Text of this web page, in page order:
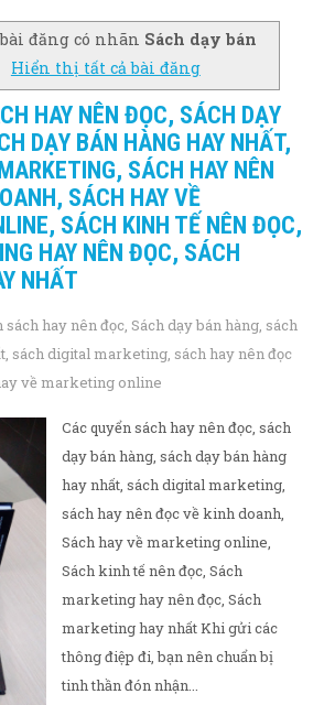
đăng có nhãn Sách dạy bán
Hiển thị tất cả bài đăng
HAY NÊN ĐỌC, SÁCH DẠY
DẠY BÁN HÀNG HAY NHẤT,
SÁCH HAY NÊN
SÁCH HAY VỀ
SÁCH KINH TẾ NÊN ĐỌC,
HAY NÊN ĐỌC, SÁCH
NHẤT
sách hay nên đọc Sách dạy bán hàng sách
sách digital marketing sách hay nên đọc
về marketing online
Các quyển sách hay nên đọc, sách
dạy bán hàng, sách dạy bán hàng
hay nhất, sách digital marketing,
sách hay nên đọc về kinh doanh,
Sách hay về marketing online,
Sách kinh tế nên đọc, Sách
marketing hay nên đọc, Sách
marketing hay nhất Khi gửi các
thông điệp đi, bạn nên chuẩn bị
tinh thần đón nhận...